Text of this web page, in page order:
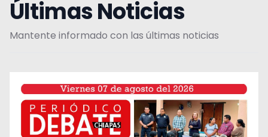
Últimas Noticias
Mantente informado con las últimas noticias